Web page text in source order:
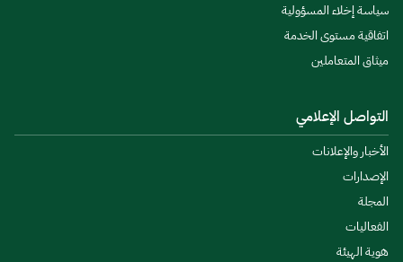
سياسة إخلاء المسؤولية
اتفاقية مستوى الخدمة
ميثاق المتعاملين
التواصل الإعلامي
الأخبار والإعلانات
الإصدارات
المجلة
الفعاليات
هوية الهيئة